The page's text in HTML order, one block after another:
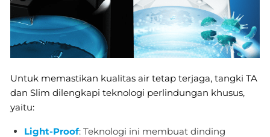
Untuk memastikan kualitas air tetap terjaga, tangki TA
dan Slim dilengkapi teknologi perlindungan khusus,
yaitu:
Light-Proof: Teknologi ini membuat dinding